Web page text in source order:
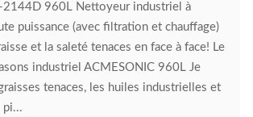
2144D 960L Nettoyeur industriel à
puissance (avec filtration et chauffage)
et la saleté tenaces en face à face! Le
industriel ACMESONIC 960L Je
tenaces, les huiles industrielles et
pi...